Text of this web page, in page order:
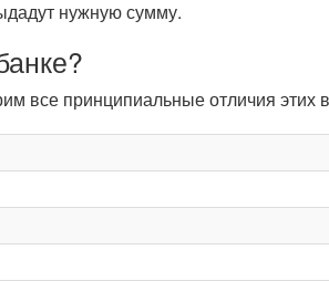
нужную сумму.
все принципиальные отличия